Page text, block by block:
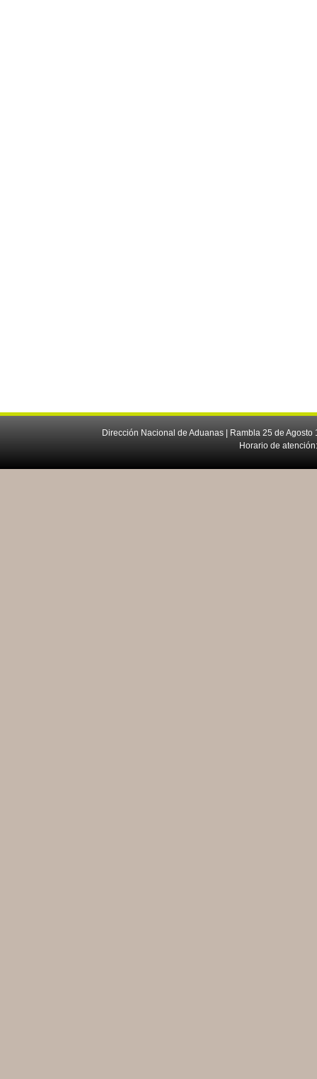
Dirección Nacional de Aduanas | Rambla 25 de
Horario de